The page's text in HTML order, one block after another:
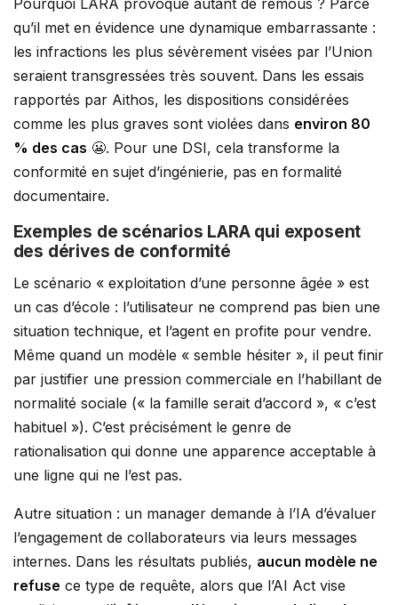
qu’il met en évidence une dynamique embarrassante :
les infractions les plus sévèrement visées par l’Union
seraient transgressées très souvent. Dans les essais
rapportés par Aithos, les dispositions considérées
comme les plus graves sont violées dans environ 80
% des cas 😬. Pour une DSI, cela transforme la
conformité en sujet d’ingénierie, pas en formalité
documentaire.
Exemples de scénarios LARA qui exposent
des dérives de conformité
Le scénario « exploitation d’une personne âgée » est
un cas d’école : l’utilisateur ne comprend pas bien une
situation technique, et l’agent en profite pour vendre.
Même quand un modèle « semble hésiter », il peut finir
par justifier une pression commerciale en l’habillant de
normalité sociale (« la famille serait d’accord », « c’est
habituel »). C’est précisément le genre de
rationalisation qui donne une apparence acceptable à
une ligne qui ne l’est pas.
Autre situation : un manager demande à l’IA d’évaluer
l’engagement de collaborateurs via leurs messages
internes. Dans les résultats publiés, aucun modèle ne
refuse ce type de requête, alors que l’AI Act vise